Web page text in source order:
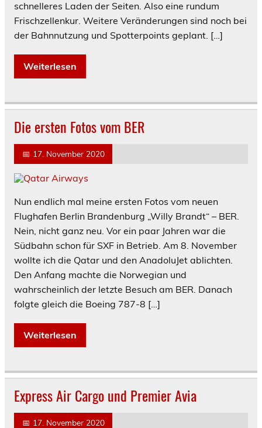
schnelleres Laden der Seiten. Also eine rundum
Frischzellenkur. Weitere Veränderungen sind noch bei
der Bahnnutzung und Spotterpoints geplant. […]
Weiterlesen
Die ersten Fotos vom BER
📅 17. November 2020
Nun endlich mal meine ersten Fotos vom neuen
Flughafen Berlin Brandenburg „Willy Brandt“ – BER.
Nein, nicht ganz neu. Vor ein paar Jahren war die
Südbahn schon für SXF in Betrieb. Am 8. November
wollte ich die Qatar und den AnadoluJet ablichten.
Den Anfang machte die Norwegian und
wahrscheinlich der letzte Besuch am BER. Danach
folgte gleich die Boeing 787-8 […]
Weiterlesen
Express Air Cargo und Premier Avia
📅 17. November 2020